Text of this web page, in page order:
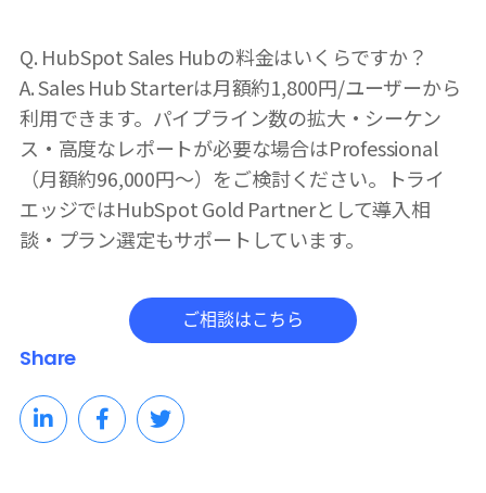
Share
Q. HubSpot Sales Hubの料金はいくらですか？
A. Sales Hub Starterは月額約1,800円/ユーザーから
利用できます。パイプライン数の拡大・シーケン
ス・高度なレポートが必要な場合はProfessional
（月額約96,000円〜）をご検討ください。トライ
エッジではHubSpot Gold Partnerとして導入相
談・プラン選定もサポートしています。